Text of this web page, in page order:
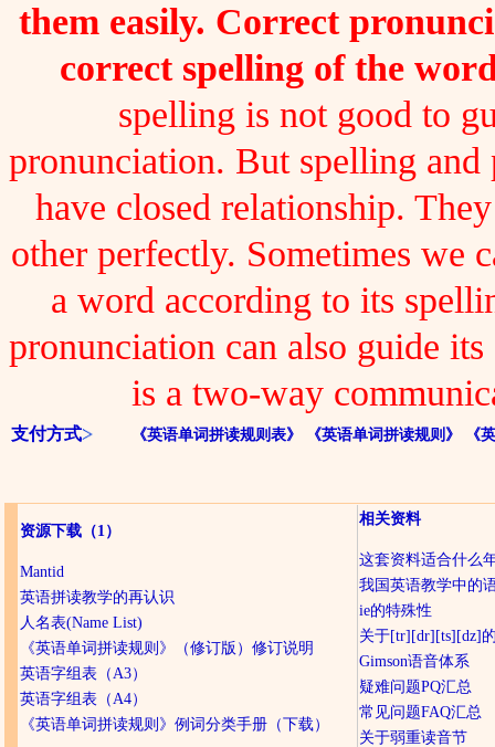
them easily. Correct
correct spelling of the
spelling is not good to
pronunciation. But spelling and
have closed relationship.
other perfectly. Sometimes we
a word according to its
pronunciation can also guide
is a two-way
支付方式 《英语单词拼读规则表》 《英语单词拼读规则》 《
资源下载 （1）
Mantid
英语拼读教学的再认识
人名表(Name List)
《英语单词拼读规则》（修订版）修订说明
英语字组表（A3）
英语字组表（A4）
《英语单词拼读规则》例词分类手册（下载）
相关资料
这套资料适合什么
我国英语教学中的
ie的特殊性
关于[tr][dr][ts][dz]
Gimson语音体系
疑难问题PQ汇总
常见问题FAQ汇总
关于弱重读音节